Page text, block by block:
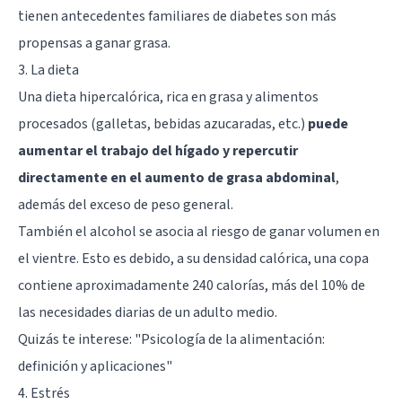
tienen antecedentes familiares de diabetes son más
propensas a ganar grasa.
3. La dieta
Una dieta hipercalórica, rica en grasa y alimentos
procesados (galletas, bebidas azucaradas, etc.) puede
aumentar el trabajo del hígado y repercutir
directamente en el aumento de grasa abdominal,
además del exceso de peso general.
También el alcohol se asocia al riesgo de ganar volumen en
el vientre. Esto es debido, a su densidad calórica, una copa
contiene aproximadamente 240 calorías, más del 10% de
las necesidades diarias de un adulto medio.
Quizás te interese: "Psicología de la alimentación:
definición y aplicaciones"
4. Estrés